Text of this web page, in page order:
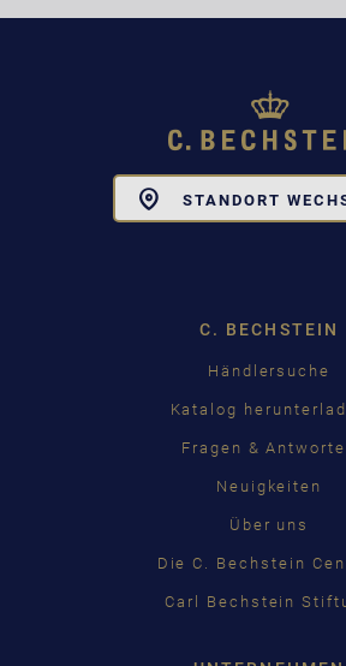
STANDORT
C. BECHSTEIN
Händlersuche
Katalog
Fragen &
Neuigkeiten
Über uns
Die C. Bechstein
Carl Bechstein